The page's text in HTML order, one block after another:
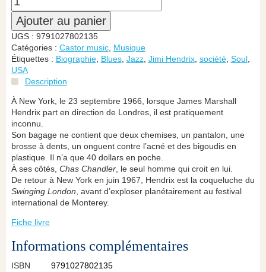
Ajouter au panier
UGS : 9791027802135
Catégories : Castor music, Musique
Étiquettes : Biographie, Blues, Jazz, Jimi Hendrix, société, Soul,
USA
Description
À New York, le 23 septembre 1966, lorsque James Marshall
Hendrix part en direction de Londres, il est pratiquement
inconnu.
Son bagage ne contient que deux chemises, un pantalon, une
brosse à dents, un onguent contre l’acné et des bigoudis en
plastique. Il n’a que 40 dollars en poche.
À ses côtés, Chas Chandler, le seul homme qui croit en lui.
De retour à New York en juin 1967, Hendrix est la coqueluche du
Swinging London , avant d’exploser planétairement au festival
international de Monterey.
Fiche livre
Informations complémentaires
ISBN 9791027802135